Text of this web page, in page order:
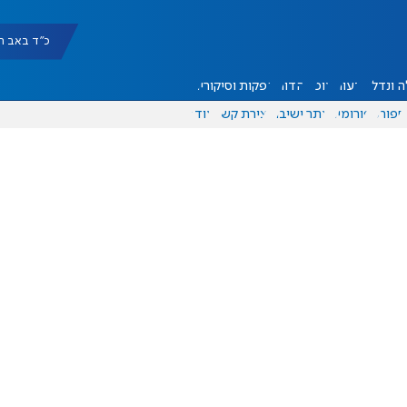
כ"ד באב תשפ"ו
ונדל"ן דעות אוכל יהדות הפקות וסיקורים
ספורט פורומים אתר ישיבה יצירת קשר עוד